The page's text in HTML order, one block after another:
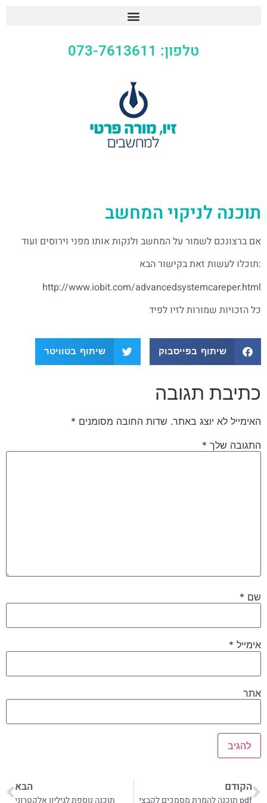
טלפון: 073-7613611
תוכנה לניקוי המחשב
אם ברצונכם לשמור על המחשב ולנקות אותו מפני וירוסים ועוד
:תוכלו לעשות זאת בקישור הבא
http://www.iobit.com/advancedsystemcareper.html
כל הזכויות שמורות לזיו לפיד
שיתוף בפייסבוק שיתוף בטוויטר
כתיבת תגובה
האימייל לא יוצג באתר. שדות החובה מסומנים *
התגובה שלך *
שם *
אימייל *
אתר
הקודם
pdf תוכנה להמרת מסמכים לקבצי
הבא
תוכנה נוספת לגיליון אלקטרוני